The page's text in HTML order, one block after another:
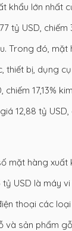
khẩu lớn nhất
tỷ USD, chiếm
Trong đó, mặt
thiết bị, dụng
chiếm 17,13%
12,88 tỷ USD,
mặt hàng xuất
USD là máy vi
thoại các
và sản phẩm